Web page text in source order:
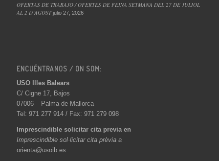
OFERTAS DE TRABAJO / OFERTES DE FEINA SETMANA DEL 27 DE JULIOL
AL 2 D’AGOST julio 27, 2026
ENCUÉNTRANOS / ON SOM:
USO Illes Balears
C/ Cigne 17, Bajos
07006 – Palma de Mallorca
Tel: 971 277 914 / Fax: 971 279 098
Imprescindible solicitar cita previa en
Imprescindible sol·licitar cita prèvia a
orienta@usoib.es